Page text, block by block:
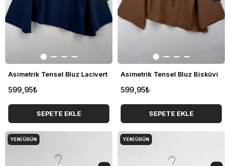
Asimetrik Tensel Bluz Lacivert
599,95₺
SEPETE EKLE
Asimetrik Tensel Bluz Bisküvi
599,95₺
SEPETE EKLE
YENI ÜRÜN YENI ÜRÜN